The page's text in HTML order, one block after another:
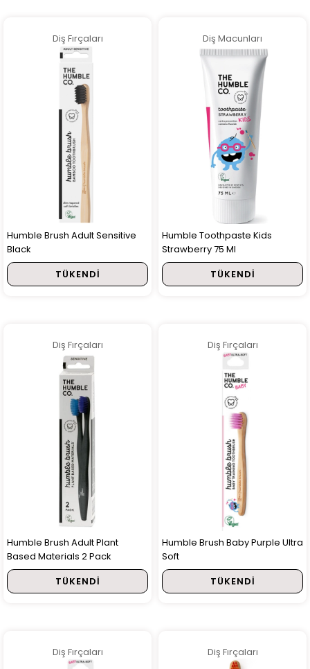
Diş Fırçaları
Humble Brush Adult Sensitive
Black
TÜKENDI
Diş Macunları
Humble Toothpaste Kids
Strawberry 75 Ml
TÜKENDI
Diş Fırçaları
Humble Brush Adult Plant
Based Materials 2 Pack
TÜKENDI
Diş Fırçaları
Humble Brush Baby Purple Ultra
Soft
TÜKENDI
Diş Fırçaları Diş Fırçaları